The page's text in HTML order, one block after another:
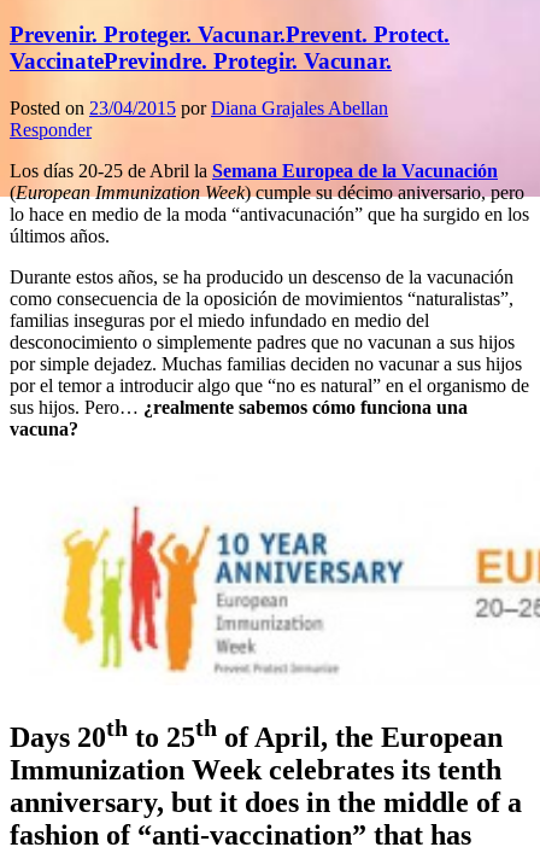
Prevenir. Proteger. Vacunar.Prevent. Protect.
VaccinatePrevindre. Protegir. Vacunar.
Posted on 23/04/2015 porDiana Grajales Abellan
Responder
Los días 20-25 de Abril la Semana Europea de la Vacunación
(European Immunization Week) cumple su décimo aniversario, pero
lo hace en medio de la moda “antivacunación” que ha surgido en los
últimos años.
Durante estos años, se ha producido un descenso de la vacunación
como consecuencia de la oposición de movimientos “naturalistas”,
familias inseguras por el miedo infundado en medio del
desconocimiento o simplemente padres que no vacunan a sus hijos
por simple dejadez. Muchas familias deciden no vacunar a sus hijos
por el temor a introducir algo que “no es natural” en el organismo de
sus hijos. Pero… ¿realmente sabemos cómo funciona una
vacuna?
Days 20th to 25th of April, the European
Immunization Week celebrates its tenth
anniversary, but it does in the middle of a
fashion of “anti-vaccination” that has